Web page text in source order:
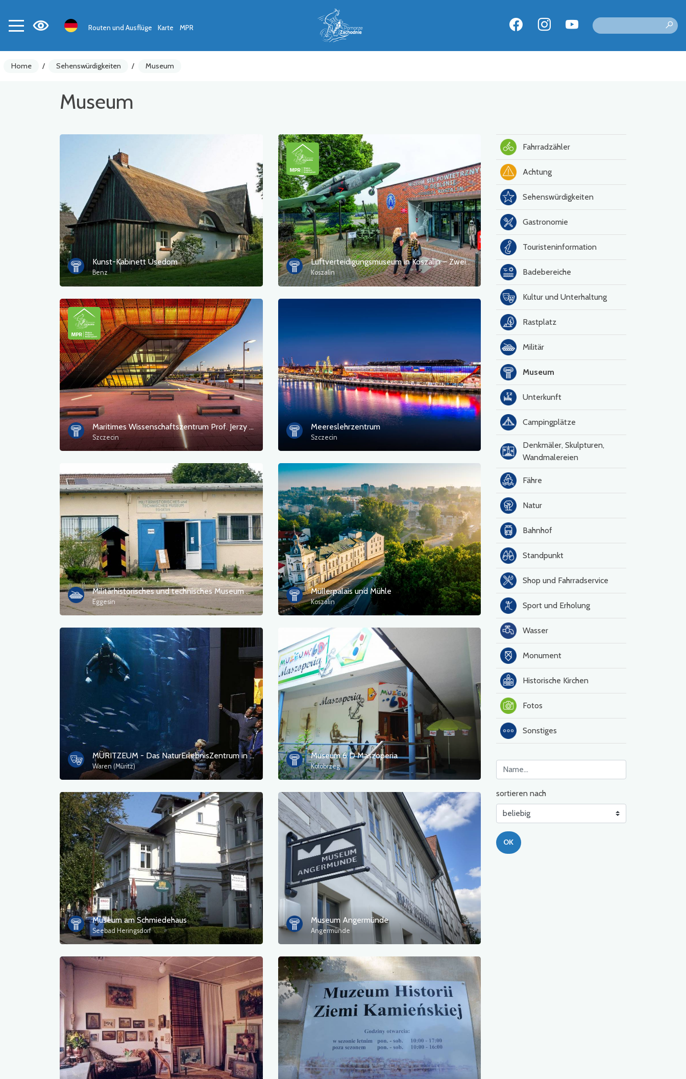
Routen und Ausflüge Karte MPR
Home / Sehenswürdigkeiten / Museum
Museum
Kunst-Kabinett Usedom
Benz
Luftverteidigungsmuseum in Koszalin – Zweigstelle des Luftwaffenmuseums in Dęblin
Koszalin
Maritimes Wissenschaftszentrum Prof. Jerzy Stelmach (MCN)
Szczecin
Meereslehrzentrum
Szczecin
Militärhistorisches und technisches Museum Eggesin e.V.
Eggesin
Müllerpalais und Mühle
Koszalin
MÜRITZEUM - Das NaturErlebnisZentrum in Waren (Müritz)
Waren (Müritz)
Museum 6 D Maszoperia
Kołobrzeg
Museum am Schmiedehaus
Seebad Heringsdorf
Museum Angermünde
Angermünde
Fahrradzähler
Achtung
Sehenswürdigkeiten
Gastronomie
Touristeninformation
Badebereiche
Kultur und Unterhaltung
Rastplatz
Militär
Museum
Unterkunft
Campingplätze
Denkmäler, Skulpturen,
Wandmalereien
Fähre
Natur
Bahnhof
Standpunkt
Shop und Fahrradservice
Sport und Erholung
Wasser
Monument
Historische Kirchen
Fotos
Sonstiges
sortieren nach
OK